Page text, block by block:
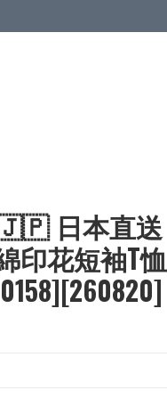
🇯🇵 日本直送
印花短袖T